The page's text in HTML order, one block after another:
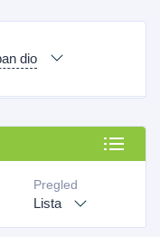
dio
Pregled
Lista